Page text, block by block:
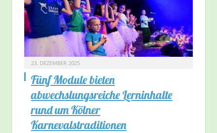
23. DEZEMBER 2025
Fünf Module bieten
abwechslungsreiche Lerninhalte
rund um Kölner
Karnevalstraditionen